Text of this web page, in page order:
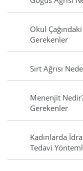
Okul
Gerekenler
Sırt Ağrısı
Menenjit
Gerekenler
Kadınlarda
Tedavi